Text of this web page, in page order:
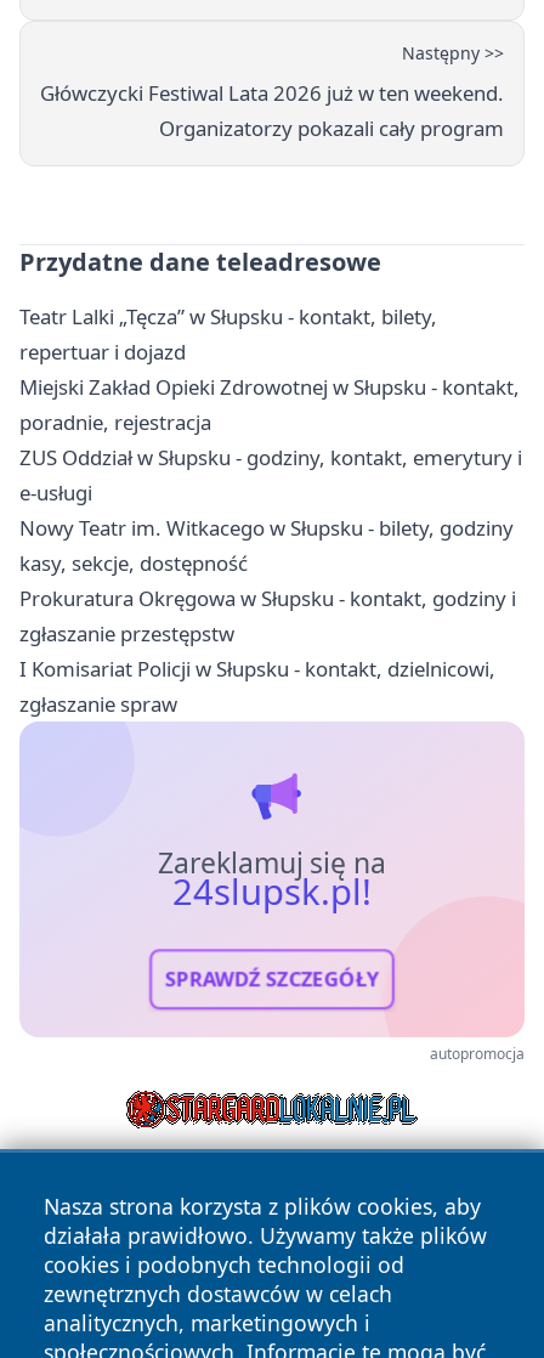
Następny >>
Główczycki Festiwal Lata 2026 już w ten weekend.
Organizatorzy pokazali cały program
Przydatne dane teleadresowe
Teatr Lalki „Tęcza” w Słupsku - kontakt, bilety,
repertuar i dojazd
Miejski Zakład Opieki Zdrowotnej w Słupsku - kontakt,
poradnie, rejestracja
ZUS Oddział w Słupsku - godziny, kontakt, emerytury i
e-usługi
Nowy Teatr im. Witkacego w Słupsku - bilety, godziny
kasy, sekcje, dostępność
Prokuratura Okręgowa w Słupsku - kontakt, godziny i
zgłaszanie przestępstw
I Komisariat Policji w Słupsku - kontakt, dzielnicowi,
zgłaszanie spraw
Zareklamuj się na
24slupsk.pl!
SPRAWDŹ SZCZEGÓŁY
autopromocja
Nasza strona korzysta z plików cookies, aby
działała prawidłowo. Używamy także plików
cookies i podobnych technologii od
zewnętrznych dostawców w celach
analitycznych, marketingowych i
społecznościowych. Informacje te mogą być
Copyright © 2026 24slupsk.pl Wszystkie prawa zastrzeżone.